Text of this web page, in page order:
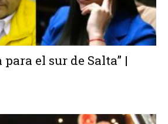
para el sur de Salta” |